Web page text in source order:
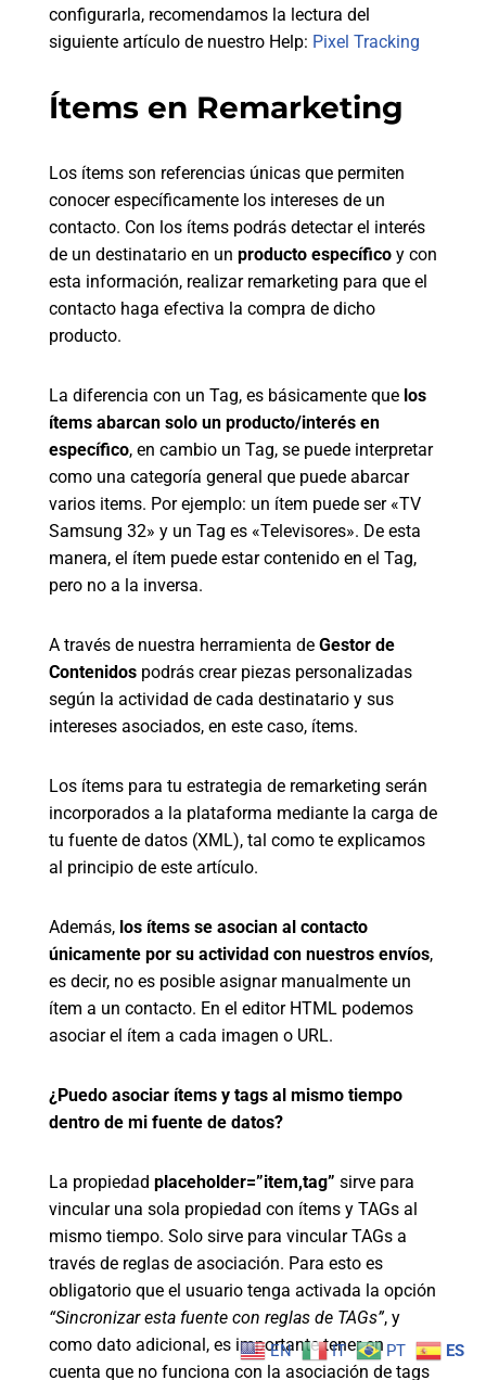
configurarla, recomendamos la lectura del
siguiente artículo de nuestro Help: Pixel Tracking
Ítems en Remarketing
Los ítems son referencias únicas que permiten
conocer específicamente los intereses de un
contacto. Con los ítems podrás detectar el interés
de un destinatario en un producto específico y con
esta información, realizar remarketing para que el
contacto haga efectiva la compra de dicho
producto.
La diferencia con un Tag, es básicamente que los
ítems abarcan solo un producto/interés en
específico, en cambio un Tag, se puede interpretar
como una categoría general que puede abarcar
varios items. Por ejemplo: un ítem puede ser «TV
Samsung 32» y un Tag es «Televisores». De esta
manera, el ítem puede estar contenido en el Tag,
pero no a la inversa.
A través de nuestra herramienta de Gestor de
Contenidos podrás crear piezas personalizadas
según la actividad de cada destinatario y sus
intereses asociados, en este caso, ítems.
Los ítems para tu estrategia de remarketing serán
incorporados a la plataforma mediante la carga de
tu fuente de datos (XML), tal como te explicamos
al principio de este artículo.
Además, los ítems se asocian al contacto
únicamente por su actividad con nuestros envíos,
es decir, no es posible asignar manualmente un
ítem a un contacto. En el editor HTML podemos
asociar el ítem a cada imagen o URL.
¿Puedo asociar ítems y tags al mismo tiempo
dentro de mi fuente de datos?
La propiedad placeholder=”item,tag” sirve para
vincular una sola propiedad con ítems y TAGs al
mismo tiempo. Solo sirve para vincular TAGs a
través de reglas de asociación. Para esto es
obligatorio que el usuario tenga activada la opción
“Sincronizar esta fuente con reglas de TAGs”, y
como dato adicional, es importante tener en
cuenta que no funciona con la asociación de tags
EN IT PT ES